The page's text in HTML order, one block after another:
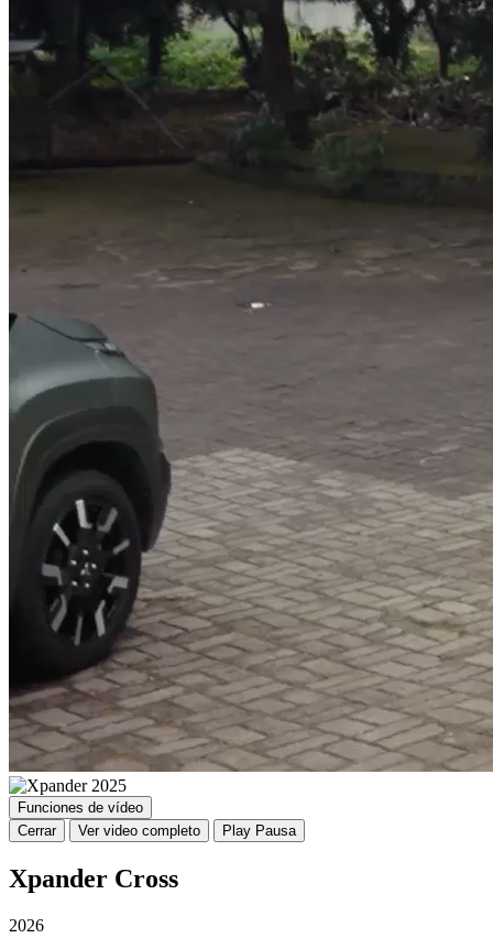
Funciones de vídeo
Cerrar
Ver video completo Play Pausa
Xpander Cross
2026